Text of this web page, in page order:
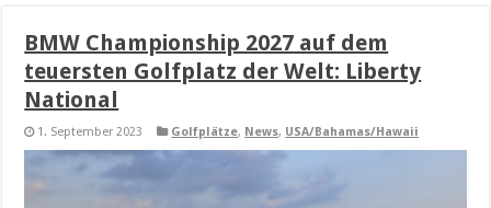
BMW Championship 2027 auf dem
teuersten Golfplatz der Welt: Liberty
National
1. September 2023 Golfplätze, News, USA/Bahamas/Hawaii